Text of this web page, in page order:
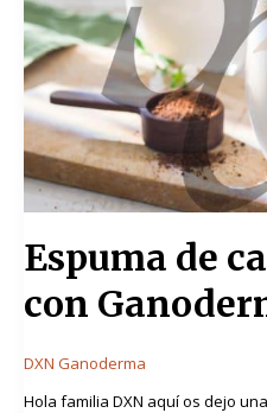
Espuma de
con
DXN Ganoderma
Hola familia DXN aquí os dejo